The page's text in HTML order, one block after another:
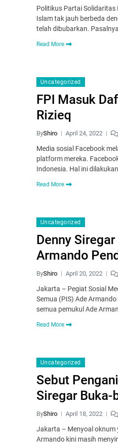
Politikus Partai Solidaritas
Islam tak jauh berbeda
telah dibubarkan.
Read More
Uncategorized
FPI Masuk
Rizieq
ByShiro April 24, 2022
Media sosial Facebook
platform mereka.
Indonesia. Hal ini
Read More
Uncategorized
Denny
Armando
ByShiro April 20, 2022
Jakarta – Pegiat Sosial
Semua (PIS) Ade
semua pemukul Ade
Read More
Uncategorized
Sebut
Siregar Buka-
ByShiro April 18, 2022
Jakarta – Menyoal oknum
Armando kini masih